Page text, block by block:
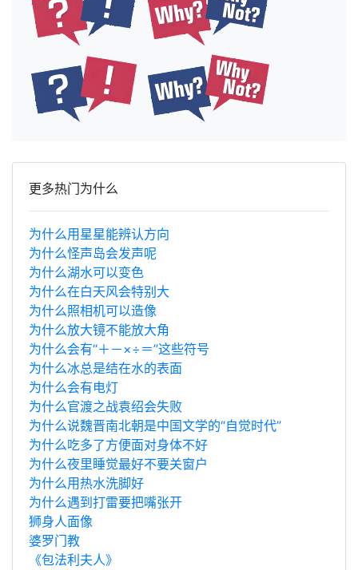
更多热门为什么
为什么用星星能辨认方向
为什么怪声岛会发声呢
为什么湖水可以变色
为什么在白天风会特别大
为什么照相机可以造像
为什么放大镜不能放大角
为什么会有“＋－×÷＝”这些符号
为什么冰总是结在水的表面
为什么会有电灯
为什么官渡之战袁绍会失败
为什么说魏晋南北朝是中国文学的“自觉时代”
为什么吃多了方便面对身体不好
为什么夜里睡觉最好不要关窗户
为什么用热水洗脚好
为什么遇到打雷要把嘴张开
狮身人面像
婆罗门教
《包法利夫人》